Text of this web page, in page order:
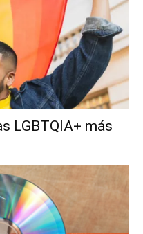
LGBTQIA+ más